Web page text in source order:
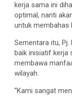
kerja sama ini
optimal, nanti
untuk membahas
Sementara itu, Pj.
baik inisiatif kerja
membawa
wilayah.
“Kami sangat